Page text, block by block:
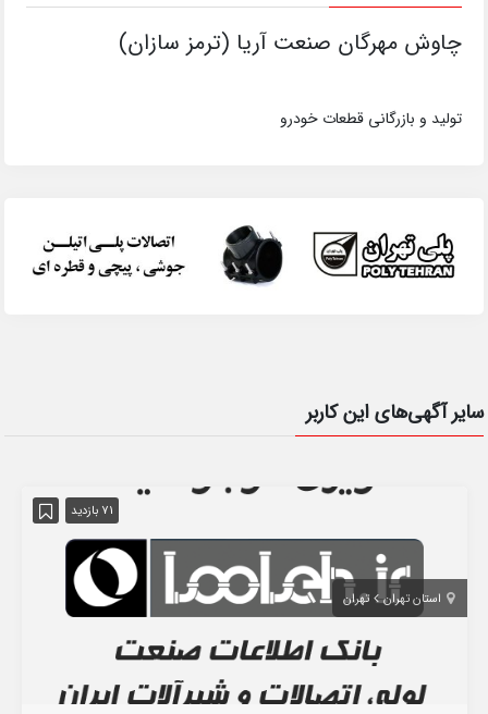
چاوش مهرگان صنعت آریا (ترمز سازان)
تولید و بازرگانی قطعات خودرو
سایر آگهی‌های این کاربر
71 بازدید
استان تهران تهران